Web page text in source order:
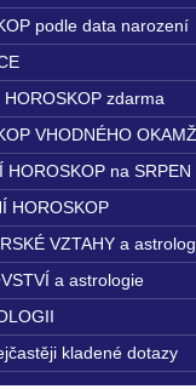
podle data narození
HOROSKOP zdarma
VHODNÉHO
HOROSKOP na SRPEN
HOROSKOP
VZTAHY a
a astrologie
kladené dotazy